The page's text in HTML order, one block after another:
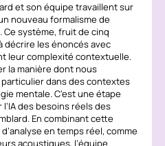
et son équipe travaillent sur
nouveau formalisme de
système, fruit de cinq
décrire les énoncés avec
leur complexité contextuelle.
la manière dont nous
dans des contextes
mentale. C’est une étape
des besoins réels des
En combinant cette
en temps réel, comme